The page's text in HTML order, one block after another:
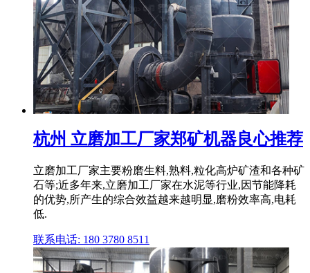
杭州 立磨加工厂家郑矿机器良心推荐
立磨加工厂家主要粉磨生料,熟料,粒化高炉矿渣和各种矿
石等;近多年来,立磨加工厂家在水泥等行业,因节能降耗
的优势,所产生的综合效益越来越明显,磨粉效率高,电耗
低.
联系电话: 180 3780 8511